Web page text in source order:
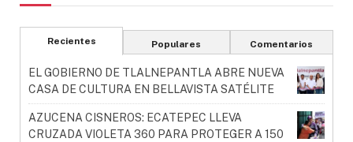
Recientes Populares Comentarios
EL GOBIERNO DE TLALNEPANTLA ABRE NUEVA
CASA DE CULTURA EN BELLAVISTA SATÉLITE
AZUCENA CISNEROS: ECATEPEC LLEVA
CRUZADA VIOLETA 360 PARA PROTEGER A 150